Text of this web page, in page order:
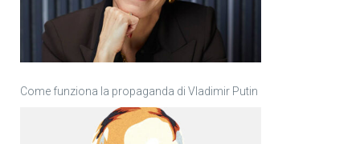
Come funziona la propaganda di Vladimir Putin